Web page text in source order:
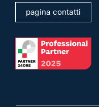
pagina contatti